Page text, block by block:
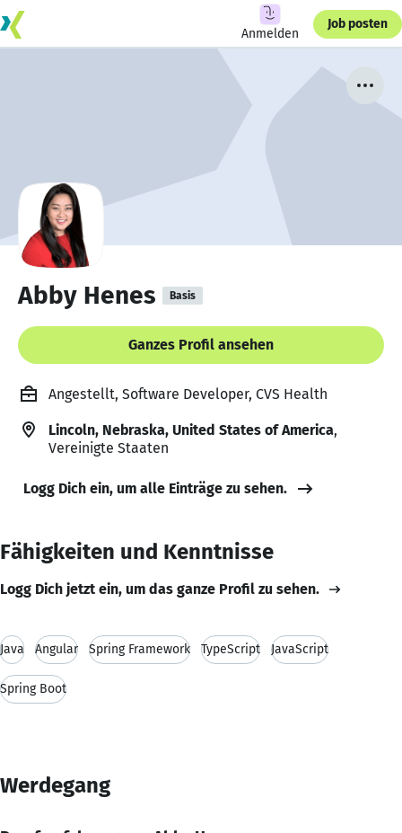
Anmelden
Job posten
Abby Henes Basis
Ganzes Profil ansehen
Angestellt, Software Developer, CVS Health
Lincoln, Nebraska, United States of America,
Vereinigte Staaten
Logg Dich ein, um alle Einträge zu sehen.
Fähigkeiten und Kenntnisse
Logg Dich jetzt ein, um das ganze Profil zu sehen.
Java Angular Spring Framework TypeScript JavaScript
Spring Boot
Werdegang